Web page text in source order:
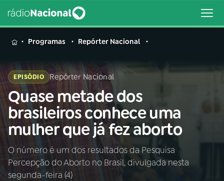
MENU
Buscar
na
Rádio
Nacional
Buscar
AO VIVO
Programas Repórter Nacional
EPISÓDIO Repórter Nacional
Quase metade dos
brasileiros conhece uma
mulher que já fez aborto
O número é um dos resultados da Pesquisa
Percepção do Aborto no Brasil, divulgada nesta
segunda-feira (4)